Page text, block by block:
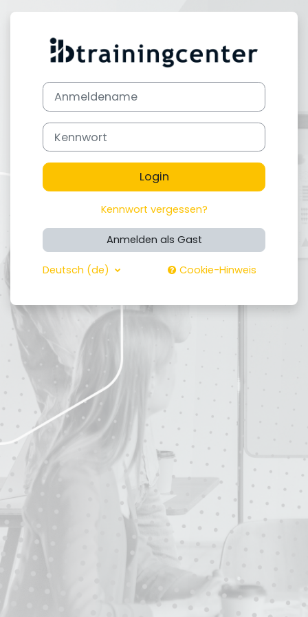
Login bei 'BUSINESS
Anmeldename
Kennwort
Login
Kennwort vergessen?
Anmelden als Gast
Deutsch ‎(de)‎ Cookie-Hinweis